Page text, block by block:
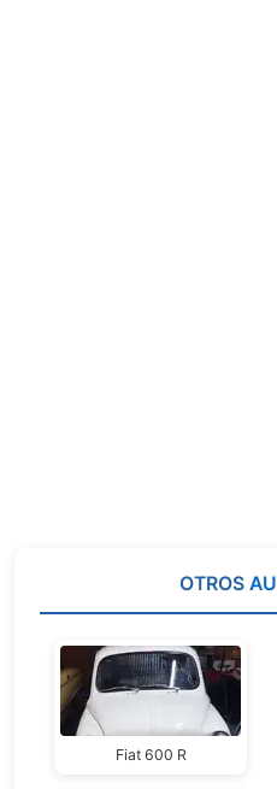
OTROS
Fiat 600 R